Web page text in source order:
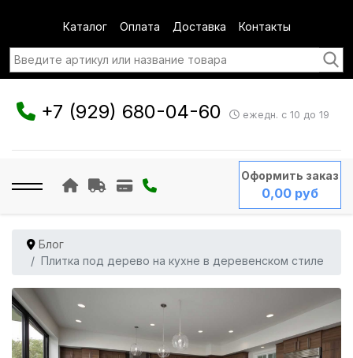
Каталог Оплата Доставка Контакты
+7 (929) 680-04-60 ежедн. с 10 до 19
Оформить заказ
0,00 руб
Блог
Плитка под дерево на кухне в деревенском стиле